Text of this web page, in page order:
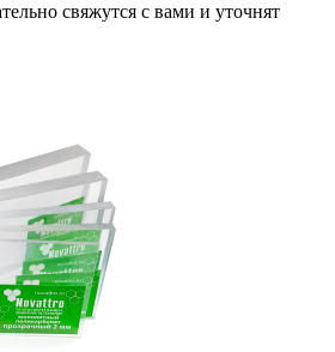
свяжутся с вами и уточнят